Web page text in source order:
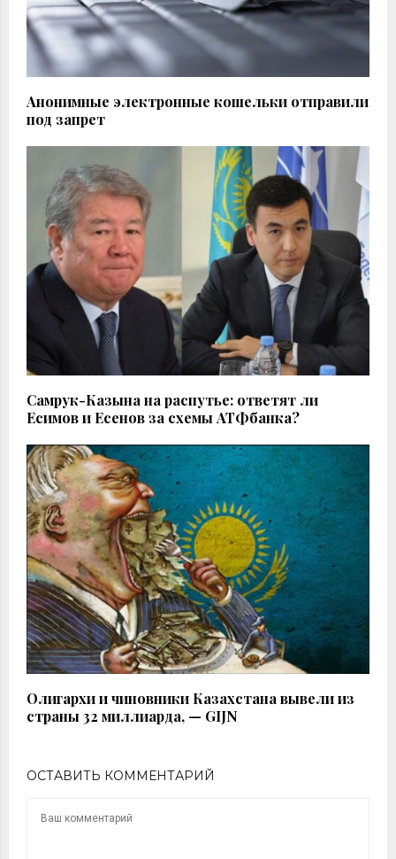
Анонимные электронные кошельки отправили
под запрет
Самрук-Казына на распутье: ответят ли
Есимов и Есенов за схемы АТФбанка?
Олигархи и чиновники Казахстана вывели из
страны 32 миллиарда, — GIJN
ОСТАВИТЬ КОММЕНТАРИЙ